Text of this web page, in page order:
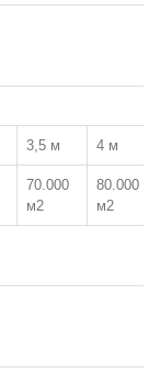
3,5 м 4 м
70.000
м2
80.000
м2